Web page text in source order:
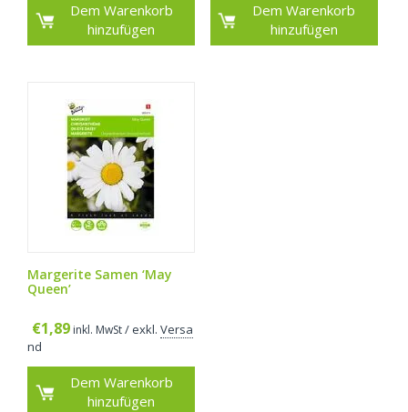
Dem Warenkorb
hinzufügen
Dem Warenkorb
hinzufügen
Margerite Samen ‘May
Queen’
€1,89 inkl. MwSt/ exkl. Versa
nd
Dem Warenkorb
hinzufügen